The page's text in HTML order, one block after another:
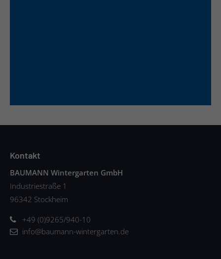
Kontakt
BAUMANN Wintergarten GmbH
Industriestraße 1
96342 Stockheim
+49 (0)9265/940-10
info@baumann-wintergarten.de